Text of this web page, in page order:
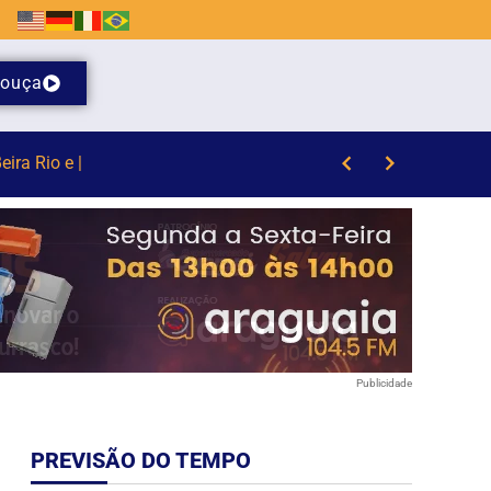
ouça
Publicidade
PREVISÃO DO TEMPO